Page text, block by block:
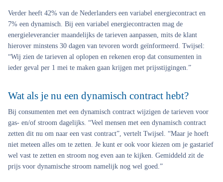
Verder heeft 42% van de Nederlanders een variabel energiecontract en
7% een dynamisch. Bij een variabel energiecontracten mag de
energieleverancier maandelijks de tarieven aanpassen, mits de klant
hierover minstens 30 dagen van tevoren wordt geïnformeerd. Twijsel:
“Wij zien de tarieven al oplopen en rekenen erop dat consumenten in
ieder geval per 1 mei te maken gaan krijgen met prijsstijgingen.”
Wat als je nu een dynamisch contract hebt?
Bij consumenten met een dynamisch contract wijzigen de tarieven voor
gas- en/of stroom dagelijks. “Veel mensen met een dynamisch contract
zetten dit nu om naar een vast contract”, vertelt Twijsel. “Maar je hoeft
niet meteen alles om te zetten. Je kunt er ook voor kiezen om je gastarief
wel vast te zetten en stroom nog even aan te kijken. Gemiddeld zit de
prijs voor dynamische stroom namelijk nog wel goed.”